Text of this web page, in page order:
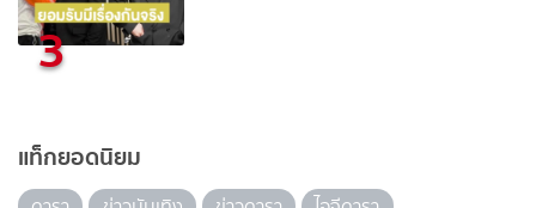
3
แท็กยอดนิยม